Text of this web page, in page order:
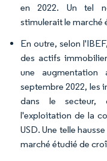
en 2022. Un tel
stimulerait le marché
En outre, selon
des actifs
une
septembre 2022, les
dans le secteur,
l'exploitation de la
USD. Une telle
marché étudié de